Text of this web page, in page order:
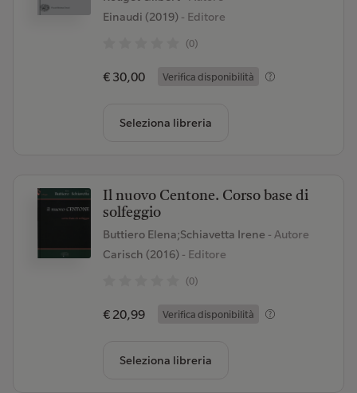
Einaudi (2019)- Editore
(0)
€ 30,00 Verifica disponibilità
Seleziona libreria
Il nuovo Centone. Corso base di
solfeggio
Buttiero Elena;Schiavetta Irene - Autore
Carisch (2016)- Editore
(0)
€ 20,99 Verifica disponibilità
Seleziona libreria